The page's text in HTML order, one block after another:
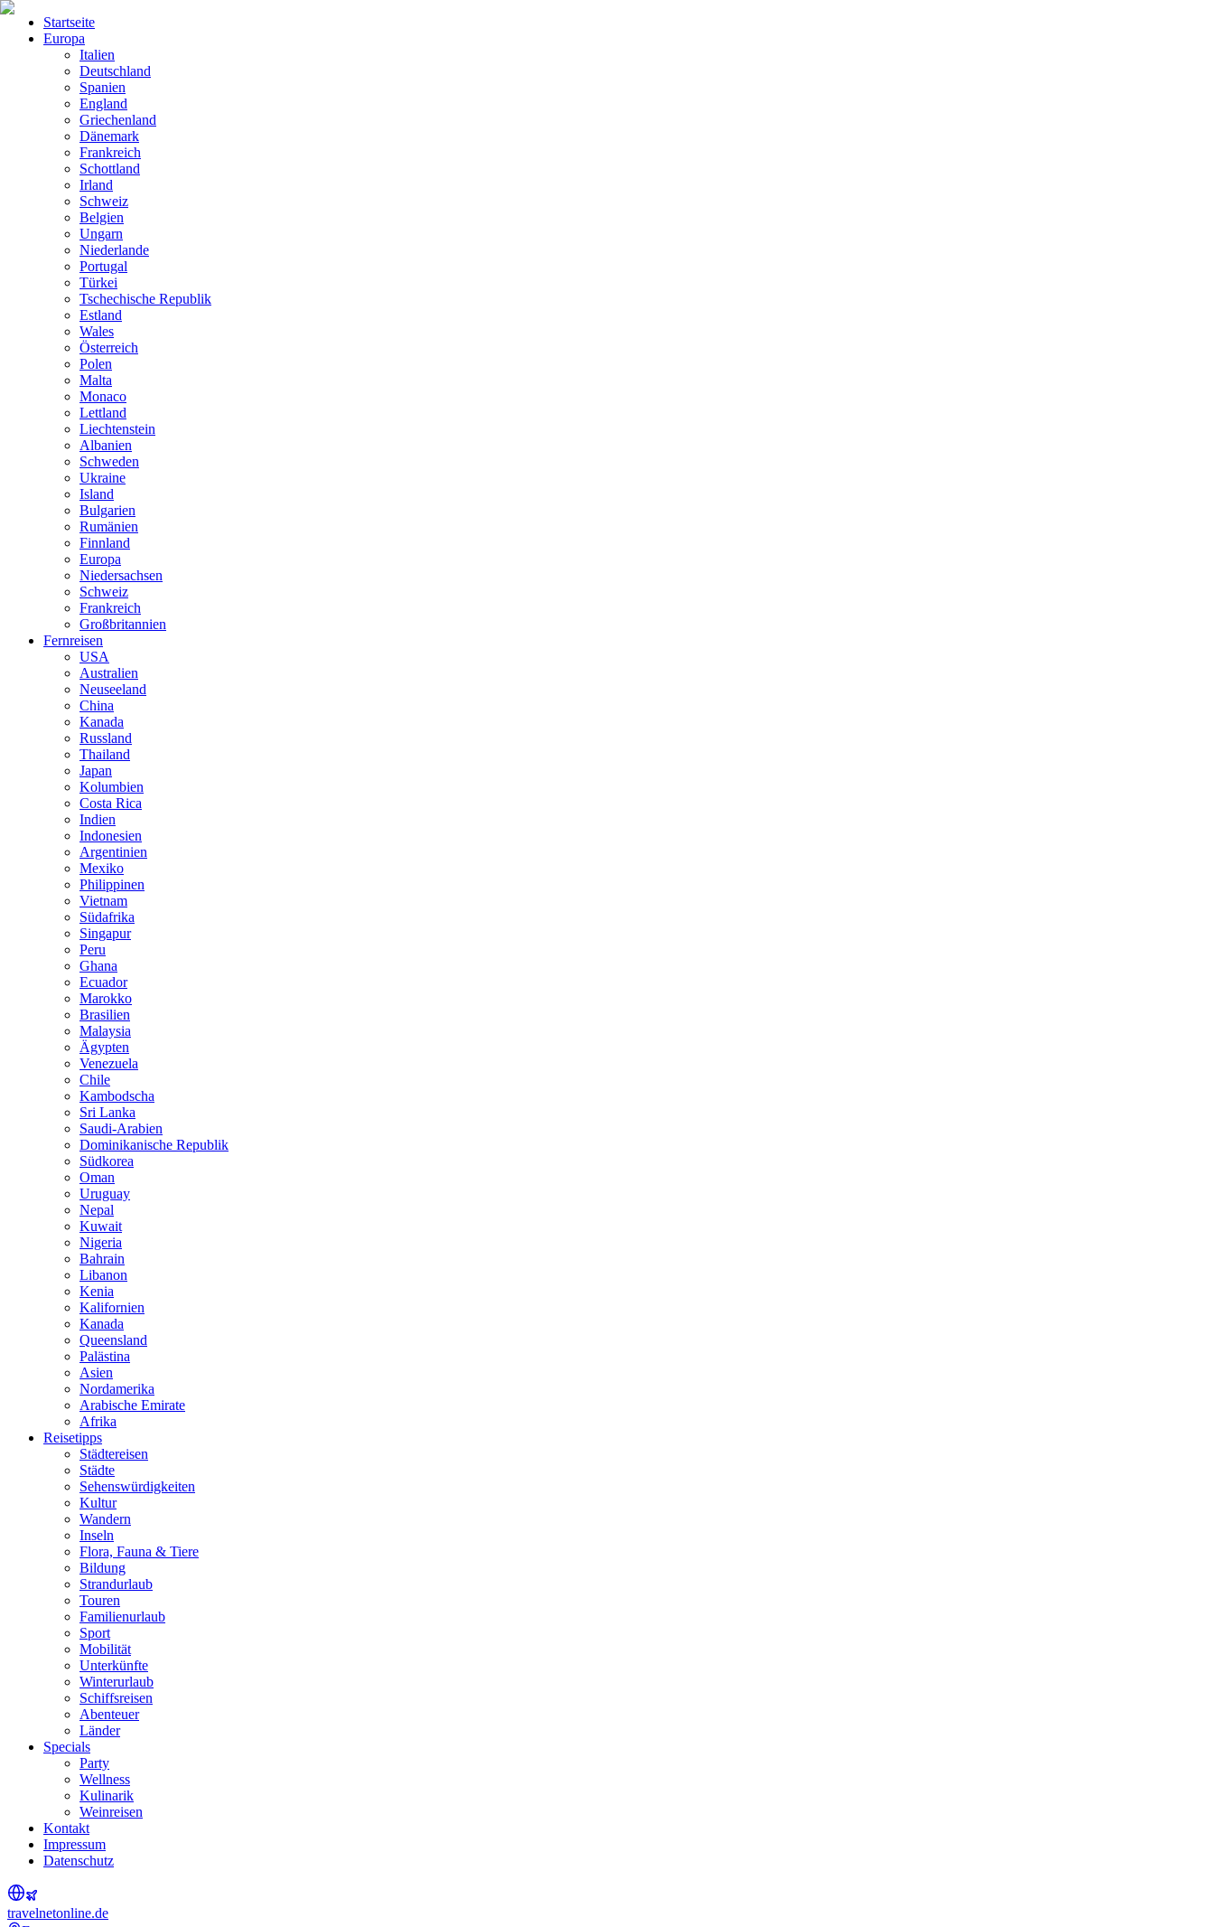
Startseite
Europa
Italien
Deutschland
Spanien
England
Griechenland
Dänemark
Frankreich
Schottland
Irland
Schweiz
Belgien
Ungarn
Niederlande
Portugal
Türkei
Tschechische Republik
Estland
Wales
Österreich
Polen
Malta
Monaco
Lettland
Liechtenstein
Albanien
Schweden
Ukraine
Island
Bulgarien
Rumänien
Finnland
Europa
Niedersachsen
Schweiz
Frankreich
Großbritannien
Fernreisen
USA
Australien
Neuseeland
China
Kanada
Russland
Thailand
Japan
Kolumbien
Costa Rica
Indien
Indonesien
Argentinien
Mexiko
Philippinen
Vietnam
Südafrika
Singapur
Peru
Ghana
Ecuador
Marokko
Brasilien
Malaysia
Ägypten
Venezuela
Chile
Kambodscha
Sri Lanka
Saudi-Arabien
Dominikanische Republik
Südkorea
Oman
Uruguay
Nepal
Kuwait
Nigeria
Bahrain
Libanon
Kenia
Kalifornien
Kanada
Queensland
Palästina
Asien
Nordamerika
Arabische Emirate
Afrika
Reisetipps
Städtereisen
Städte
Sehenswürdigkeiten
Kultur
Wandern
Inseln
Flora, Fauna & Tiere
Bildung
Strandurlaub
Touren
Familienurlaub
Sport
Mobilität
Unterkünfte
Winterurlaub
Schiffsreisen
Abenteuer
Länder
Specials
Party
Wellness
Kulinarik
Weinreisen
Kontakt
Impressum
Datenschutz
travelnetonline.de